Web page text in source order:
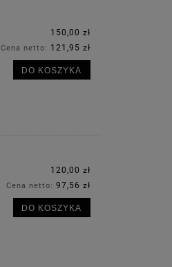
150,00 zł
Cena netto: 121,95 zł
DO KOSZYKA
120,00 zł
Cena netto: 97,56 zł
DO KOSZYKA